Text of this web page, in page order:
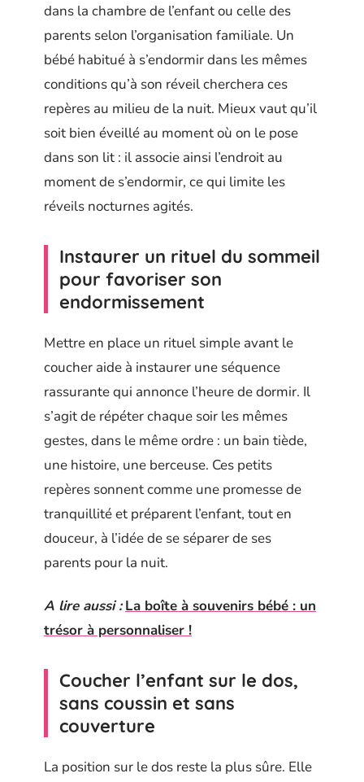
dans la chambre de l’enfant ou celle des
parents selon l’organisation familiale. Un
bébé habitué à s’endormir dans les mêmes
conditions qu’à son réveil cherchera ces
repères au milieu de la nuit. Mieux vaut qu’il
soit bien éveillé au moment où on le pose
dans son lit : il associe ainsi l’endroit au
moment de s’endormir, ce qui limite les
réveils nocturnes agités.
Instaurer un rituel du sommeil
pour favoriser son
endormissement
Mettre en place un rituel simple avant le
coucher aide à instaurer une séquence
rassurante qui annonce l’heure de dormir. Il
s’agit de répéter chaque soir les mêmes
gestes, dans le même ordre : un bain tiède,
une histoire, une berceuse. Ces petits
repères sonnent comme une promesse de
tranquillité et préparent l’enfant, tout en
douceur, à l’idée de se séparer de ses
parents pour la nuit.
A lire aussi : La boîte à souvenirs bébé : un
trésor à personnaliser !
Coucher l’enfant sur le dos,
sans coussin et sans
couverture
La position sur le dos reste la plus sûre. Elle